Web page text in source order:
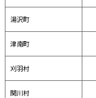
湯沢町
津南町
刈羽村
関川村